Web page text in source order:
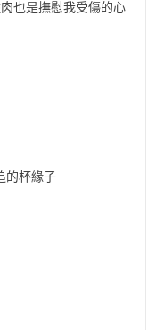
也是撫慰我受傷的心
的杯緣子